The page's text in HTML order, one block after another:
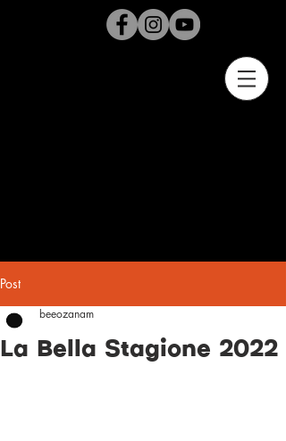
Post
La Bella Stagione 2022
beeozanam